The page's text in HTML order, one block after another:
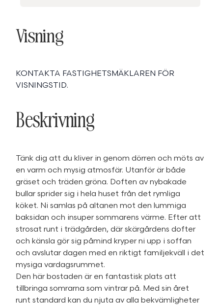
Visning
KONTAKTA FASTIGHETSMÄKLAREN FÖR
VISNINGSTID.
Beskrivning
Tänk dig att du kliver in genom dörren och möts av
en varm och mysig atmosfär. Utanför är både
gräset och träden gröna. Doften av nybakade
bullar sprider sig i hela huset från det rymliga
köket. Ni samlas på altanen mot den lummiga
baksidan och insuper sommarens värme. Efter att
strosat runt i trädgården, där skärgårdens dofter
och känsla gör sig påmind kryper ni upp i soffan
och avslutar dagen med en riktigt familjekväll i det
mysiga vardagsrummet.
Den här bostaden är en fantastisk plats att
tillbringa somrarna som vintrar på. Med sin året
runt standard kan du njuta av alla bekvämligheter